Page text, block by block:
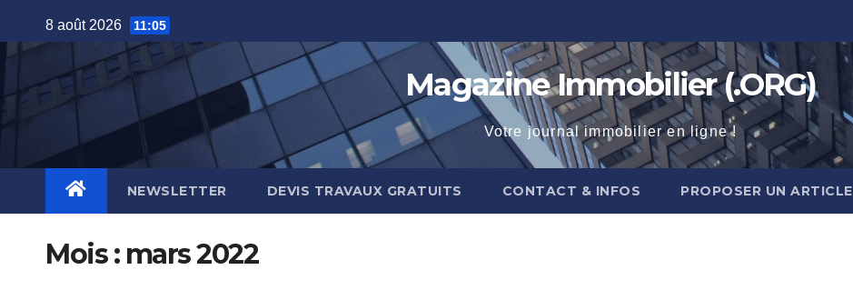
to
8 août 2026 11:05
Magazine Immobilier (.ORG)
Votre journal immobilier en ligne !
NEWSLETTER DEVIS TRAVAUX GRATUITS CONTACT & INFOS PROPOSER UN ARTICLE
Mois : mars 2022